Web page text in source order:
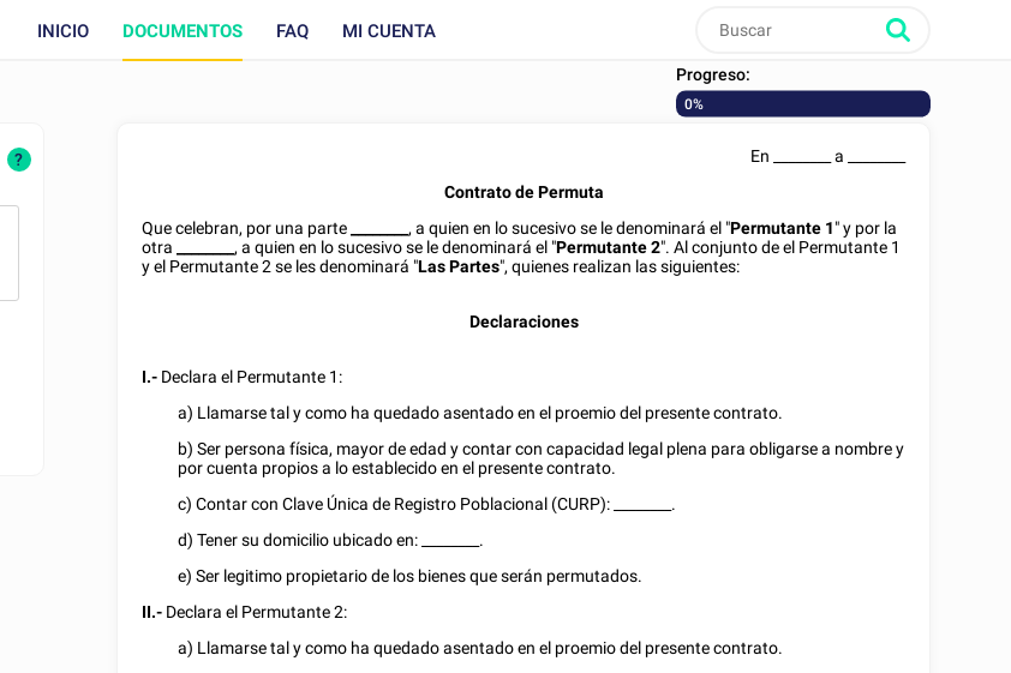
INICIO DOCUMENTOS FAQ MI CUENTA
Progreso:
0%
? En a
Contrato de Permuta
Que celebran, por una parte
, a quien en lo sucesivo se le denominará el "Permutante 1" y por la
otra
, a quien en lo sucesivo se le denominará el "Permutante 2". Al conjunto de el Permutante 1
y el Permutante 2 se les denominará "Las Partes", quienes realizan las siguientes:
Declaraciones
I.- Declara el Permutante 1:
a) Llamarse tal y como ha quedado asentado en el proemio del presente contrato.
b) Ser persona física, mayor de edad y contar con capacidad legal plena para obligarse a nombre y
por cuenta propios a lo establecido en el presente contrato.
c) Contar con Clave Única de Registro Poblacional (CURP):
.
d) Tener su domicilio ubicado en:
.
e) Ser legitimo propietario de los bienes que serán permutados.
II.- Declara el Permutante 2:
a) Llamarse tal y como ha quedado asentado en el proemio del presente contrato.